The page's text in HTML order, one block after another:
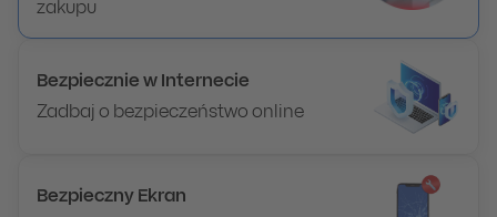
zakupu
Bezpiecznie w Internecie
Zadbaj o bezpieczeństwo online
Bezpieczny Ekran